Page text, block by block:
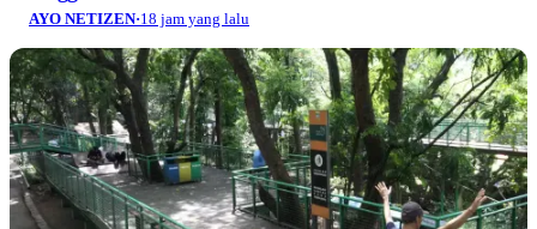
AYO NETIZEN·18 jam yang lalu